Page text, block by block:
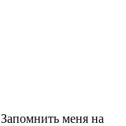
Запомнить меня на